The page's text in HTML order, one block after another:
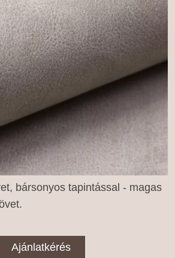
bársonyos tapintással - magas
Ajánlatkérés